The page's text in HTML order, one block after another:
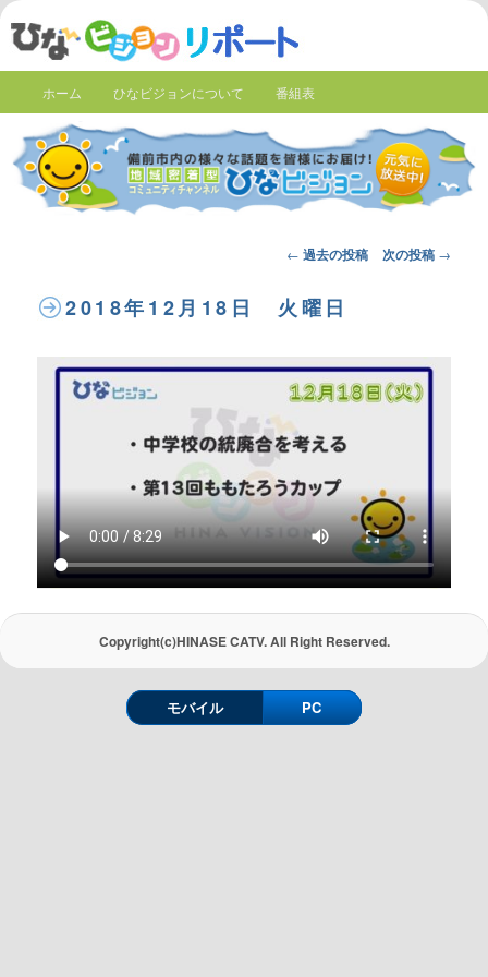
ホーム ひなビジョンについて 番組表
Post
← 過去の投稿 次の投稿 →
2018年12月18日 火曜日
Copyright(c)HINASE CATV. All Right Reserved.
モバイル PC